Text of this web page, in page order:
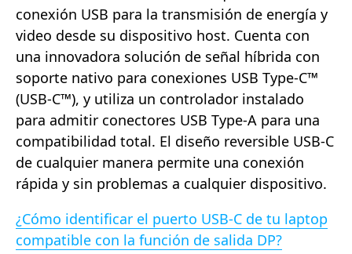
conexión USB para la transmisión de energía y
video desde su dispositivo host. Cuenta con
una innovadora solución de señal híbrida con
soporte nativo para conexiones USB Type-C™
(USB-C™), y utiliza un controlador instalado
para admitir conectores USB Type-A para una
compatibilidad total. El diseño reversible USB-C
de cualquier manera permite una conexión
rápida y sin problemas a cualquier dispositivo.
¿Cómo identificar el puerto USB-C de tu laptop
compatible con la función de salida DP?